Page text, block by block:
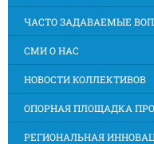
ЧАСТО ЗАДАВАЕМЫЕ
СМИ О НАС
НОВОСТИ КОЛЛЕКТИВОВ
ОПОРНАЯ ПЛОЩАДКА
РЕГИОНАЛЬНАЯ